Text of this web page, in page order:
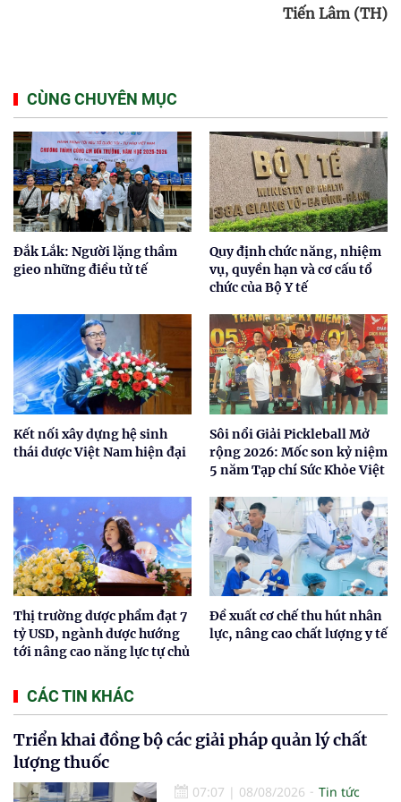
Tiến Lâm (TH)
CÙNG CHUYÊN MỤC
Đắk Lắk: Người lặng thầm
gieo những điều tử tế
Quy định chức năng, nhiệm
vụ, quyền hạn và cơ cấu tổ
chức của Bộ Y tế
Kết nối xây dựng hệ sinh
thái dược Việt Nam hiện đại
Sôi nổi Giải Pickleball Mở
rộng 2026: Mốc son kỷ niệm
5 năm Tạp chí Sức Khỏe Việt
Thị trường dược phẩm đạt 7
tỷ USD, ngành dược hướng
tới nâng cao năng lực tự chủ
Đề xuất cơ chế thu hút nhân
lực, nâng cao chất lượng y tế
CÁC TIN KHÁC
Triển khai đồng bộ các giải pháp quản lý chất
lượng thuốc
07:07 | 08/08/2026
Tin tức